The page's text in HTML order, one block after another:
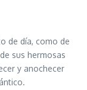
de día, como de
sus hermosas
y anochecer